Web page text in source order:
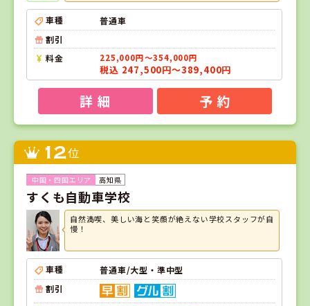
車種
普通車
割引
料金
225,000円～354,000円
税込 247,500円～389,400円
詳 細 予 約
12位
高知県
すくも自動車学校
自然満喫、美しい海と笑顔が絶えない学校スタッフが自
慢！
車種
普通車/大型・準中型
割引